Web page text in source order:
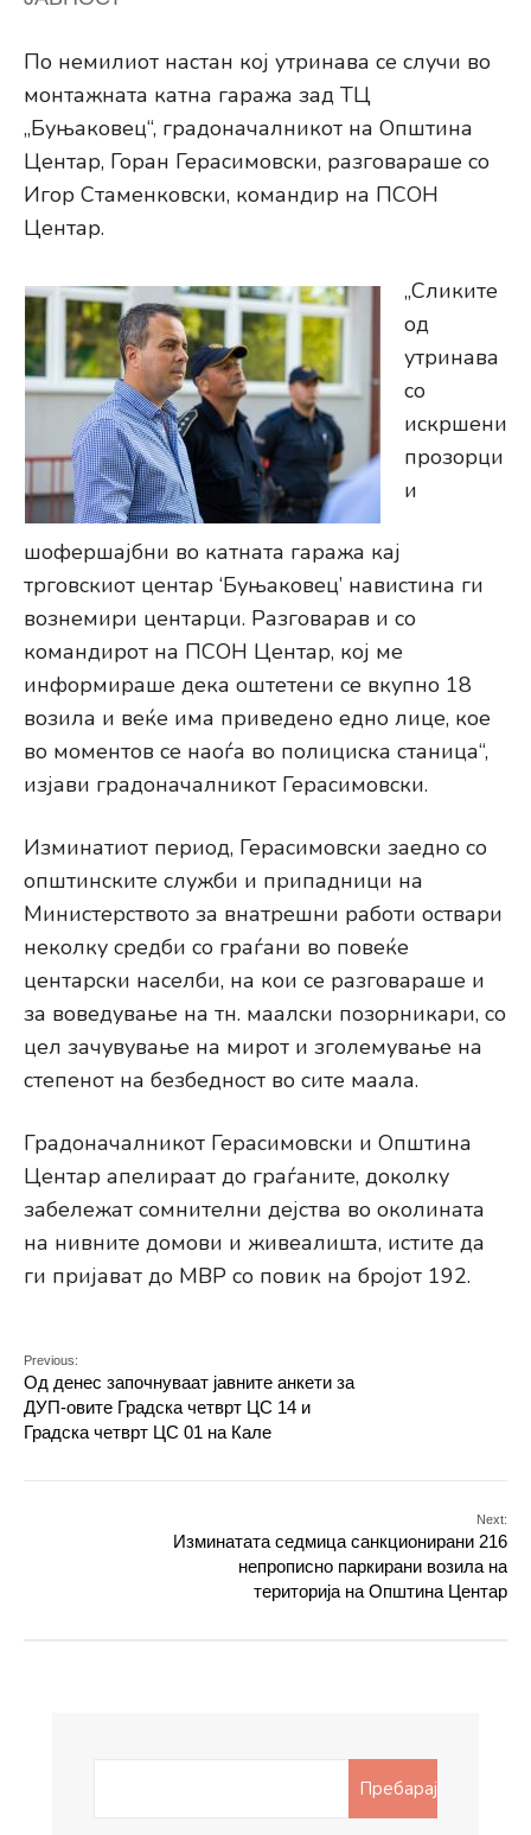
По немилиот настан кој утринава се случи во
монтажната катна гаража зад ТЦ
„Буњаковец“, градоначалникот на Општина
Центар, Горан Герасимовски, разговараше со
Игор Стаменковски, командир на ПСОН
Центар.
„Сликите
од
утринава
со
искршени
прозорци
и
шофершајбни во катната гаража кај
трговскиот центар ‘Буњаковец’ навистина ги
вознемири центарци. Разговарав и со
командирот на ПСОН Центар, кој ме
информираше дека оштетени се вкупно 18
возила и веќе има приведено едно лице, кое
во моментов се наоѓа во полициска станица“,
изјави градоначалникот Герасимовски.
Изминатиот период, Герасимовски заедно со
општинските служби и припадници на
Министерството за внатрешни работи оствари
неколку средби со граѓани во повеќе
центарски населби, на кои се разговараше и
за воведување на тн. маалски позорникари, со
цел зачувување на мирот и зголемување на
степенот на безбедност во сите маала.
Градоначалникот Герасимовски и Општина
Центар апелираат до граѓаните, доколку
забележат сомнителни дејства во околината
на нивните домови и живеалишта, истите да
ги пријават до МВР со повик на бројот 192.
Previous:
Од денес започнуваат јавните анкети за
ДУП-овите Градска четврт ЦС 14 и
Градска четврт ЦС 01 на Кале
Next:
Изминатата седмица санкционирани 216
непрописно паркирани возила на
територија на Општина Центар
Пребарај